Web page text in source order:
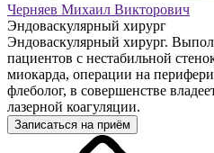
Черняев Михаил Викторович
Эндоваскулярный хирург
Эндоваскулярный хирург.
пациентов с нестабильной
миокарда, операции на
флеболог, в совершенстве
лазерной коагуляции.
Записаться на приём